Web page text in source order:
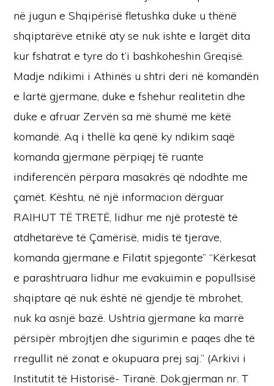
në jugun e Shqipërisë fletushka duke u thënë
shqiptarëve etnikë aty se nuk ishte e largët dita
kur fshatrat e tyre do t’i bashkoheshin Greqisë.
Madje ndikimi i Athinës u shtri deri në komandën
e lartë gjermane, duke e fshehur realitetin dhe
duke e afruar Zervën sa më shumë me këtë
komandë. Aq i thellë ka qenë ky ndikim saqë
komanda gjermane përpiqej të ruante
indiferencën përpara masakrës që ndodhte me
çamët. Kështu, në një informacion dërguar
RAIHUT TË TRETË, lidhur me një protestë të
atdhetarëve të Çamërisë, midis të tjerave,
komanda gjermane e Filatit spjegonte” “Kërkesat
e parashtruara lidhur me evakuimin e popullsisë
shqiptare që nuk është në gjendje të mbrohet,
nuk ka asnjë bazë. Ushtria gjermane ka marrë
përsipër mbrojtjen dhe sigurimin e paqes dhe të
rregullit në zonat e okupuara prej saj.” (Arkivi i
Institutit të Historisë- Tiranë. Dok.gjerman nr. T